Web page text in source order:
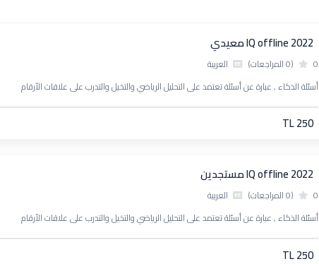
IQ offline 2022 معيدي
0 (0 المراجعات)
العربية
أسئلة الذكاء , عبارة عن أسئلة تعتمد على التحليل الرياضي والتخيل والتدرب على علاقات الأرقام
TL 250
IQ offline 2022 مستجدين
0 (0 المراجعات)
العربية
أسئلة الذكاء , عبارة عن أسئلة تعتمد على التحليل الرياضي والتخيل والتدرب على علاقات الأرقام
TL 250